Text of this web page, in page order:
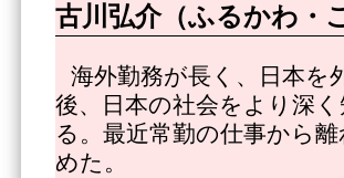
古川弘介（ふるかわ・
海外勤務が長く、日本を
後、日本の社会をより深
る。最近常勤の仕事から
めた。